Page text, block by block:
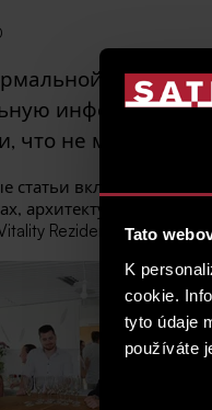
Tato
K
cookie.
tyto údaje
používáte
Výběr
информацию о
что не менее
статьи включают в
архитектуре и
Rezidence, в